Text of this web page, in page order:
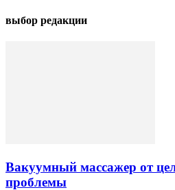
выбор редакции
Вакуумный массажер от
проблемы